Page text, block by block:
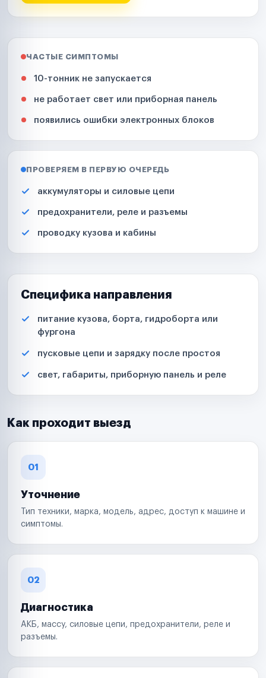
ЧАСТЫЕ СИМПТОМЫ
10-тонник не запускается
не работает свет или приборная панель
появились ошибки электронных блоков
ПРОВЕРЯЕМ В ПЕРВУЮ ОЧЕРЕДЬ
аккумуляторы и силовые цепи
предохранители, реле и разъемы
проводку кузова и кабины
Специфика направления
питание кузова, борта, гидроборта или
фургона
пусковые цепи и зарядку после простоя
свет, габариты, приборную панель и реле
Как проходит выезд
01
Уточнение
Тип техники, марка, модель, адрес, доступ к машине и
симптомы.
02
Диагностика
АКБ, массу, силовые цепи, предохранители, реле и
разъемы.